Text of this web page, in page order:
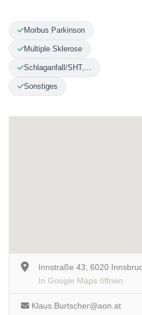
Morbus Parkinson
Multiple Sklerose
Schlaganfall/SHT,...
Sonstiges
Innstraße 43, 6020
In Google Maps öffnen
Klaus.Burtscher@aon.at